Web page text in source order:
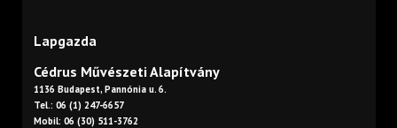
Lapgazda
Cédrus Művészeti Alapítvány
1136 Budapest, Pannónia u. 6.
Tel.: 06 (1) 247-6657
Mobil: 06 (30) 511-3762